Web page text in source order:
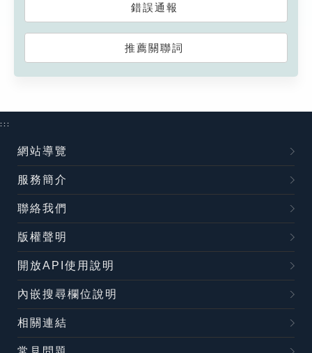
錯誤通報
推薦關聯詞
:::
網站導覽
服務簡介
聯絡我們
版權聲明
開放API使用說明
內嵌搜尋欄位說明
相關連結